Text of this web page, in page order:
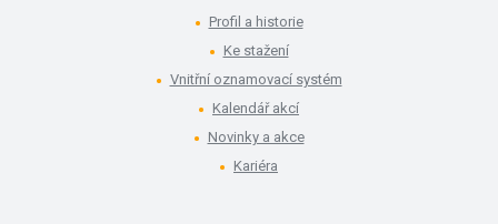
Profil a historie
Ke stažení
Vnitřní oznamovací systém
Kalendář akcí
Novinky a akce
Kariéra